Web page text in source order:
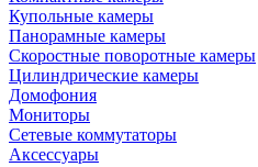
Купольные камеры
Панорамные камеры
Скоростные поворотные камеры
Цилиндрические камеры
Домофония
Мониторы
Сетевые коммутаторы
Аксессуары